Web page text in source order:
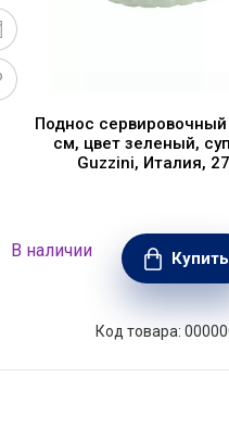
Поднос
см, цвет зеленый,
Guzzini, Италия,
В наличии Купить
Код товара: